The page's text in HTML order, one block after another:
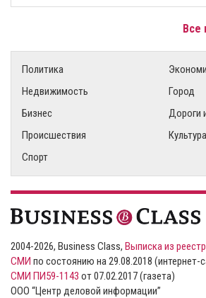
Все
Политика
Недвижимость
Город
Бизнес
Дороги
Происшествия
Культура
Спорт
2004-2026, Business Class, Выписка из
СМИ по состоянию на 29.08.2018 (интернет-
СМИ ПИ59-1143 от 07.02.2017 (газета)
ООО “Центр деловой информации”